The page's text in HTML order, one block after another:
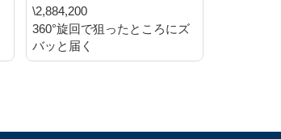
\2,884,200
360°旋回で狙ったところにズ
バッと届く